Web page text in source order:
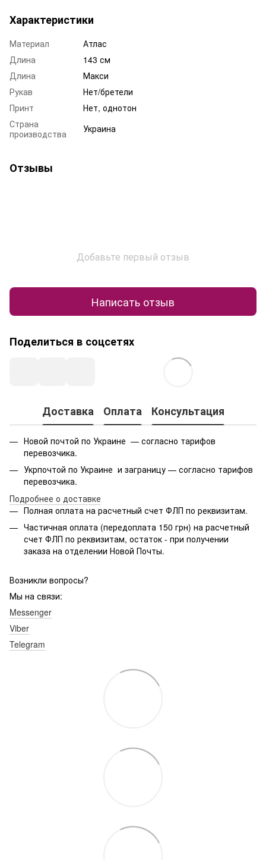
Характеристики
Материал
Атлас
Длина
143 см
Длина
Макси
Рукав
Нет/бретели
Принт
Нет, однотон
Страна
производства
Украина
Отзывы
Добавьте первый отзыв
Написать отзыв
Поделиться в соцсетях
Доставка Оплата Консультация
Новой почтой по Украине — согласно тарифов
перевозчика.
Укрпочтой по Украине и заграницу — согласно тарифов
перевозчика.
Подробнее о доставке
Полная оплата на расчетный счет ФЛП по реквизитам.
Частичная оплата (передоплата 150 грн) на расчетный
счет ФЛП по реквизитам, остаток - при получении
заказа на отделении Новой Почты.
Возникли вопросы?
Мы на связи:
Messenger
Viber
Telegram